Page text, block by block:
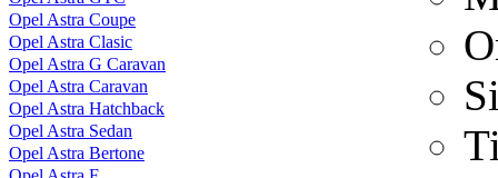
Opel Astra Coupe
Opel Astra Clasic
Opel Astra G Caravan
Opel Astra Caravan
Opel Astra Hatchback
Opel Astra Sedan
Opel Astra Bertone